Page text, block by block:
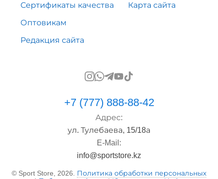
Сертификаты качества
Оптовикам
Редакция сайта
Карта сайта
+7 (777) 888-88-42
Адрес:
ул. Тулебаева, 15/18а
E-Mail:
info@sportstore.kz
© Sport Store, 2026. Политика обработки персональных